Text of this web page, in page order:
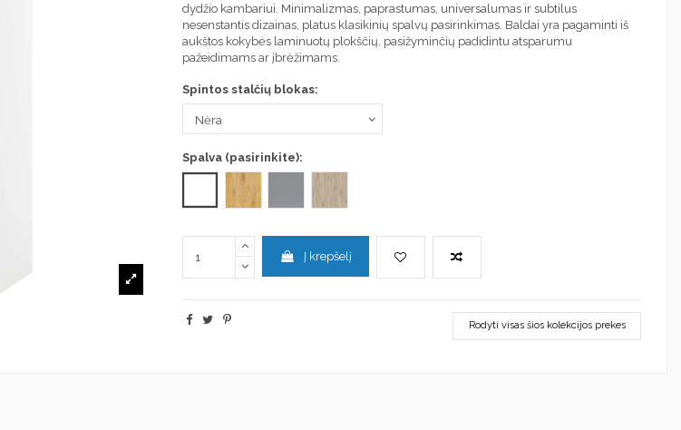
dydžio kambariui. Minimalizmas, paprastumas, universalumas ir subtilus
nesenstantis dizainas, platus klasikinių spalvų pasirinkimas. Baldai yra pagaminti iš
aukštos kokybės laminuotų plokščių, pasižyminčių padidintu atsparumu
pažeidimams ar įbrėžimams.
Spintos stalčių blokas:
Spalva (pasirinkite):
Balta (matinė)Shetland ąžuolas Sanremo
Į krepšelį
Rodyti visas šios kolekcijos prekes